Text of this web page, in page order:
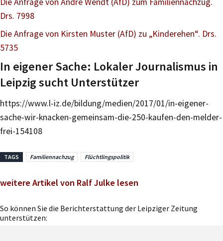
Drs. 7998
Die Anfrage von Kirsten Muster (AfD) zu „Kinderehen“. Drs.
5735
In eigener Sache: Lokaler Journalismus in
Leipzig sucht Unterstützer
https://www.l-iz.de/bildung/medien/2017/01/in-eigener-
sache-wir-knacken-gemeinsam-die-250-kaufen-den-melder-
frei-154108
TAGS Familiennachzug Flüchtlingspolitik
weitere Artikel von Ralf Julke lesen
So können Sie die Berichterstattung der Leipziger Zeitung
unterstützen: